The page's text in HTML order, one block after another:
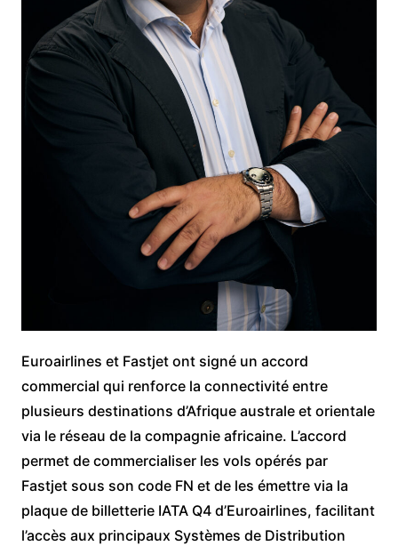
Euroairlines et Fastjet ont signé un accord
commercial qui renforce la connectivité entre
plusieurs destinations d’Afrique australe et orientale
via le réseau de la compagnie africaine. L’accord
permet de commercialiser les vols opérés par
Fastjet sous son code FN et de les émettre via la
plaque de billetterie IATA Q4 d’Euroairlines, facilitant
l’accès aux principaux Systèmes de Distribution